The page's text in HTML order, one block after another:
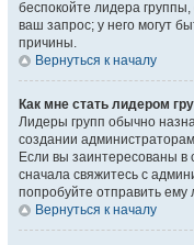
беспокойте лидера
ваш запрос; у него могут
причины.
Вернуться к началу
Как мне стать лидером
Лидеры групп обычно
создании
Если вы заинтересованы в
сначала свяжитесь с
попробуйте отправить
Вернуться к началу